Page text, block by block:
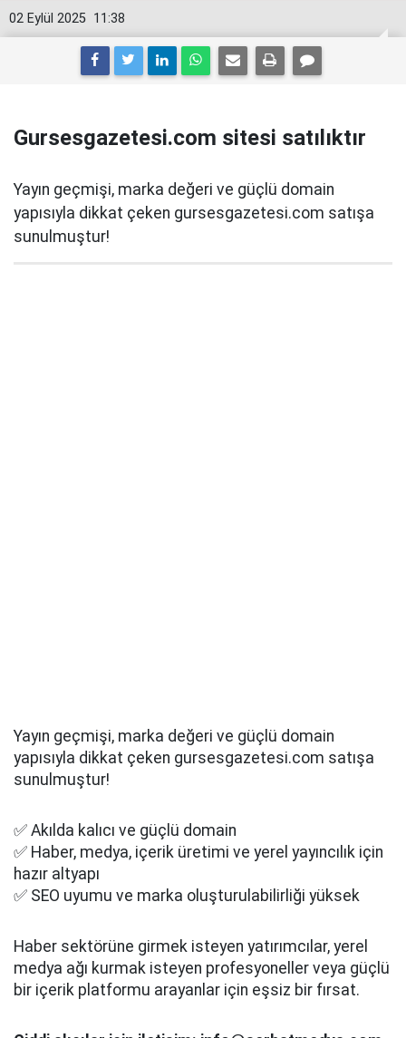
11:38
02 Eylül 2025
Gursesgazetesi.com sitesi satılıktır
Yayın geçmişi, marka değeri ve güçlü domain
yapısıyla dikkat çeken gursesgazetesi.com satışa
sunulmuştur!
Yayın geçmişi, marka değeri ve güçlü domain
yapısıyla dikkat çeken gursesgazetesi.com satışa
sunulmuştur!
✅ Akılda kalıcı ve güçlü domain
✅ Haber, medya, içerik üretimi ve yerel yayıncılık için
hazır altyapı
✅ SEO uyumu ve marka oluşturulabilirliği yüksek
Haber sektörüne girmek isteyen yatırımcılar, yerel
medya ağı kurmak isteyen profesyoneller veya güçlü
bir içerik platformu arayanlar için eşsiz bir fırsat.